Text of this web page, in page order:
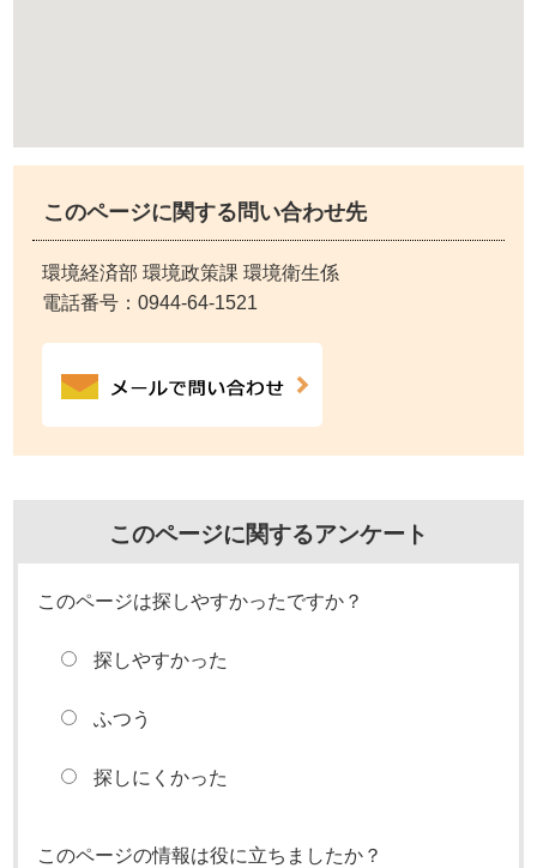
このページに関する問い合わせ先
環境経済部 環境政策課 環境衛生係
電話番号：0944-64-1521
このページに関するアンケート
このページは探しやすかったですか？
探しやすかった
ふつう
探しにくかった
このページの情報は役に立ちましたか？